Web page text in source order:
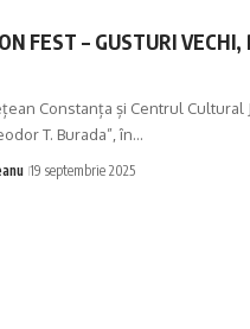
FEST – GUSTURI VECHI,
Constanța și Centrul Cultural
T. Burada”, în…
19 septembrie 2025